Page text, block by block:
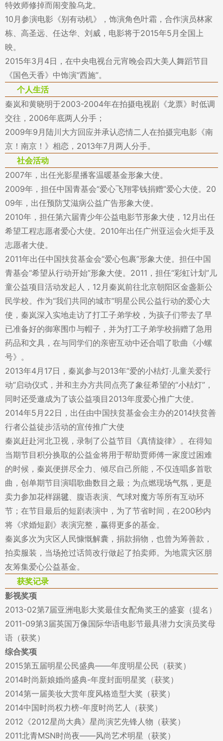
特效师修掉而闹变脸乌龙。
10月参演电影《别有动机》，饰演角色叶霜，合作演员林家
栋、高圣远、任达华、刘威，电影将于2015年5月全国上
映。
2015年3月4日，在中央电视台元宵晚会四大美人舞蹈节目
《国色天香》中饰演“西施”。
个人生活
秦岚和黄晓明于2003-2004年在拍摄电视剧《龙票》时低调
交往，2006年底两人分手；
2009年9月陆川大方回应并承认恋情二人在拍摄完电影《南
京！南京！》相恋，2013年7月两人分手。
社会活动
2007年，出任光影星播客温暖基金形象大使。
2009年，担任中国青基会“爱心飞翔零钱捐赠”爱心大使。20
09年，出任预防艾滋病公益广告形象大使。
2010年，担任第六届青少年公益电影节形象大使，12月出任
希望工程志愿者爱心大使。2010年出任广州亚运会火炬手及
志愿者大使。
2011年出任中国扶贫基金会“爱心包裹”形象大使。担任中国
青基会“希望从行动开始”形象大使。2011，担任“彩虹计划”儿
童公益项目活动发起人，12月秦岚前往北京朝阳区金盏新公
民学校。作为“我们共同的城市”明星公民公益行动的爱心大
使，秦岚深入实地走访了打工子弟学校，为孩子们带去了早
已准备好的御寒围巾与帽子，并为打工子弟学校捐赠了急用
药品和文具，在与同学们的亲密互动中还合唱了歌曲《小螺
号》。
2013年4月17日，秦岚参与2013年“爱的小桔灯·儿童关爱行
动”启动仪式，并和主办方共同点亮了象征希望的“小桔灯”，
同时还受邀成为了该公益项目2013年度爱心推广大使。
2014年5月22日，出任由中国扶贫基金会主办的2014扶贫善
行者公益徒步活动的宣传推广大使
秦岚赶赴河北卫视，录制了公益节目《真情旋律》。在得知
当期节目积分换取的公益金将用于帮助贾师傅一家度过困难
的时候，秦岚便拼尽全力、倾尽自己所能，不仅连唱多首歌
曲，创单期节目演唱歌曲数目之最；为点燃现场气氛，更是
卖力参加花样踢毽、腹语表演、气球对魔方等所有互动环
节；在节目最后的短剧表演中，为了节省时间，在200秒内
将《求婚短剧》表演完整，赢得更多的基金。
秦岚多次为灾区人民慷慨解囊，捐款捐物，也曾为筹善款，
拍卖服装，当场抢过话筒改行做起了拍卖师。为地震灾区朋
友筹集爱心公益基金。
获奖记录
影视奖项
2013-02第7届亚洲电影大奖最佳女配角奖王的盛宴（提名）
2011-09第3届英国万像国际华语电影节最具潜力女演员奖母
语（获奖）
综合奖项
2015第五届明星公民盛典——年度明星公民（获奖）
2014时尚新娘婚尚盛典-年度封面明星奖（获奖）
2014第一届美妆大赏年度风格造型大奖（获奖）
2014中国时尚权力榜-年度时尚艺人（获奖）
2012《2012星尚大典》星尚演艺先锋人物（获奖）
2011北青MSN时尚夜——风尚艺术明星（获奖）